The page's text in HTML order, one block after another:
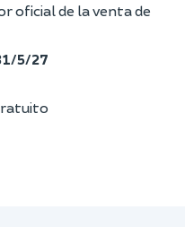
oficial de la venta de
5/27